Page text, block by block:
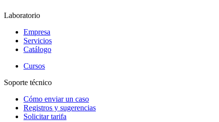
Laboratorio
Empresa
Servicios
Catálogo
Cursos
Soporte técnico
Cómo enviar un caso
Registros y sugerencias
Solicitar tarifa